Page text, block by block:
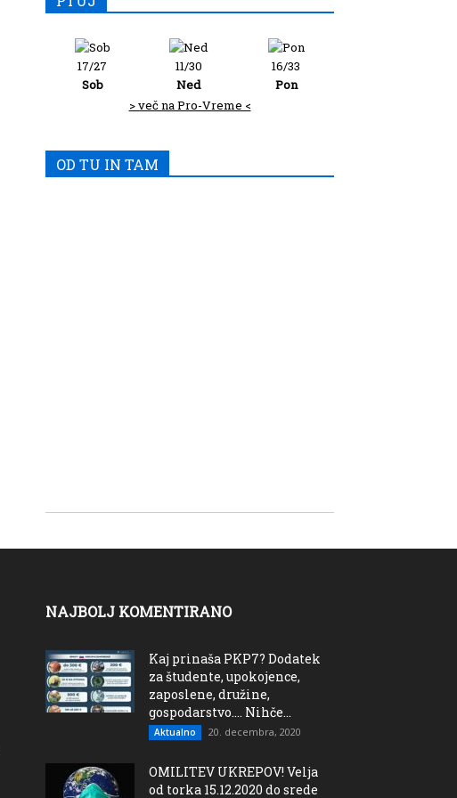
17/27
Sob
11/30
Ned
16/33
Pon
> več na Pro-Vreme <
OD TU IN TAM
NAJBOLJ KOMENTIRANO
Kaj prinaša PKP7? Dodatek
za študente, upokojence,
zaposlene, družine,
gospodarstvo…. Nihče...
Aktualno 20. decembra, 2020
OMILITEV UKREPOV! Velja
od torka 15.12.2020 do srede